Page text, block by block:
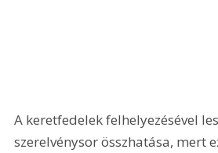
A keretfedelek felhelyezésével
szerelvénysor összhatása, mert